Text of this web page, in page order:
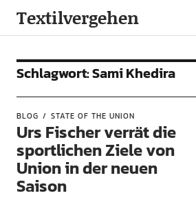
Textilvergehen
Schlagwort:Sami Khedira
BLOG STATE OF THE UNION
Urs Fischer verrät die
sportlichen Ziele von
Union in der neuen
Saison